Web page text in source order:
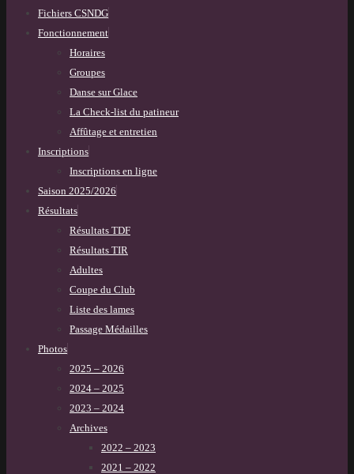
Fichiers CSNDG
Fonctionnement
Horaires
Groupes
Danse sur Glace
La Check-list du patineur
Affûtage et entretien
Inscriptions
Inscriptions en ligne
Saison 2025/2026
Résultats
Résultats TDF
Résultats TIR
Adultes
Coupe du Club
Liste des lames
Passage Médailles
Photos
2025 – 2026
2024 – 2025
2023 – 2024
Archives
2022 – 2023
2021 – 2022